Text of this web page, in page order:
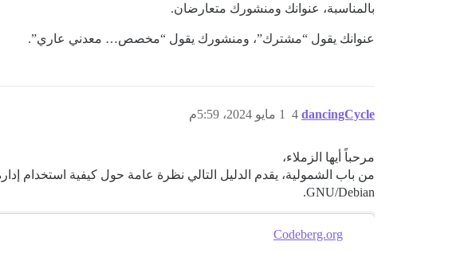
بالمناسبة، عنوانك ومنشورك متعارضان.
عنوانك يقول “مشترك”، ومنشورك يقول “مخصص… معدني عاري”.
dancingCycle 1 مايو 2024، 5:59م 4
مرحباً أيها الزملاء،
GNU/Debian.
Codeberg.org